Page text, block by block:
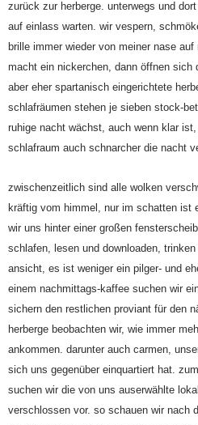
zurück zur herberge. unterwegs und
auf einlass warten. wir vespern,
brille immer wieder von meiner nase
macht ein nickerchen, dann öffnen sich
aber eher spartanisch eingerichtete
schlafräumen stehen je sieben stock-
ruhige nacht wächst, auch wenn klar
schlafraum auch schnarcher die nacht
zwischenzeitlich sind alle wolken
kräftig vom himmel, nur im schatten ist
wir uns hinter einer großen
schlafen, lesen und downloaden,
ansicht, es ist weniger ein pilger- und
einem nachmittags-kaffee suchen wir
sichern den restlichen proviant für den
herberge beobachten wir, wie immer
ankommen. darunter auch carmen,
sich uns gegenüber einquartiert hat.
suchen wir die von uns auserwählte
verschlossen vor. so schauen wir nach